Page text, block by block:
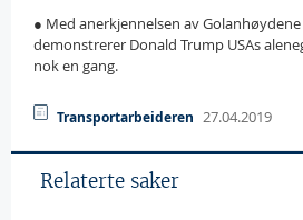
● Med anerkjennelsen av
demonstrerer Donald Trump USAs
nok en gang.
Transportarbeideren 27.04.2019
Relaterte saker